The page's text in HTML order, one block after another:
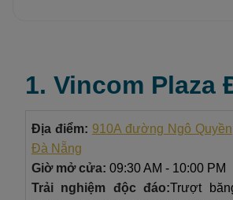
1. Vincom Plaza
Địa điểm: 910A đường Ngô
Đà Nẵng
Giờ mở cửa: 09:30 AM - 10:00 PM
Trải nghiệm độc đáo:Trượt